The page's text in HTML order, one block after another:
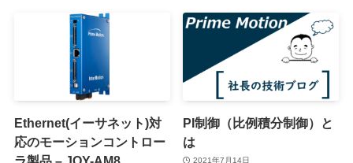
Ethernet(イーサネット)対
応のモーションコントロー
PI制御（比例積分制御）と
は
2021年7月14日